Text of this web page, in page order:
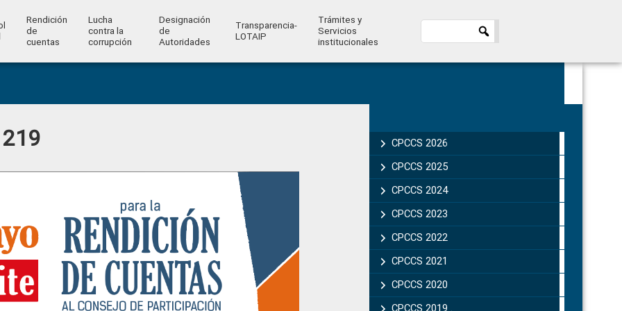
Rendición
de
cuentas
Lucha
contra la
corrupción
Designación
de
Autoridades
Transparencia-
LOTAIP
Trámites y
Servicios
institucionales
219
Sidebar
CPCCS 2026
CPCCS 2025
CPCCS 2024
CPCCS 2023
CPCCS 2022
CPCCS 2021
CPCCS 2020
CPCCS 2019 .